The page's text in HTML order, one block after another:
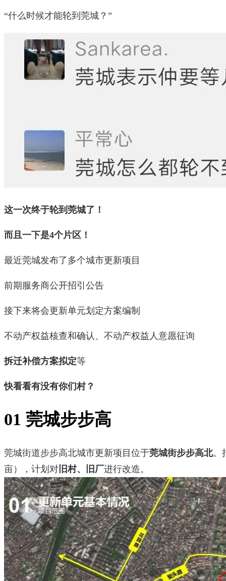
“什么时候才能轮到莞城？”
这一次终于轮到莞城了！
而且一下是4个片区！
最近莞城发布了多个城市更新项目
前期服务商公开招引公告
接下来将会更新单元划定方案编制
不动产权益核查和确认、不动产权益人意愿征询
拆迁补偿方案拟定等
快看看有没有你们村？
01 莞城步步高
莞城街道步步高北城市更新项目位于莞城街步步高北。
亩），计划对 旧村、旧厂进行改造。